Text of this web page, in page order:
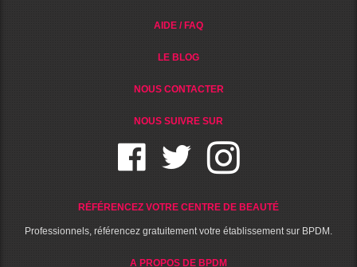
AIDE / FAQ
LE BLOG
NOUS CONTACTER
NOUS SUIVRE SUR
RÉFÉRENCEZ VOTRE CENTRE DE BEAUTÉ
Professionnels, référencez gratuitement votre établissement sur BPDM.
A PROPOS DE BPDM